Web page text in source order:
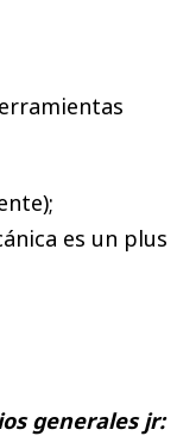
es un plus
generales jr: